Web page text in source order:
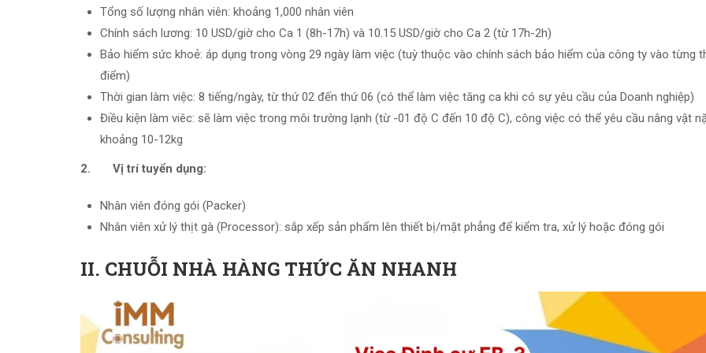
Tổng số lượng nhân viên: khoảng 1,000 nhân viên
Chính sách lương: 10 USD/giờ cho Ca 1 (8h-17h) và 10.15 USD/giờ cho Ca 2 (từ 17h-2h)
Bảo hiểm sức khoẻ: áp dụng trong vòng 29 ngày làm việc (tuỳ thuộc vào chính sách bảo hiểm của công ty vào từng
điểm)
Thời gian làm việc: 8 tiếng/ngày, từ thứ 02 đến thứ 06 (có thể làm việc tăng ca khi có sự yêu cầu của Doanh nghiệp)
Điều kiện làm viêc: sẽ làm việc trong môi trường lạnh (từ -01 độ C đến 10 độ C), công việc có thể yêu cầu nâng vật
khoảng 10-12kg
2. Vị trí tuyển dụng:
Nhân viên đóng gói (Packer)
Nhân viên xử lý thịt gà (Processor): sắp xếp sản phẩm lên thiết bị/mặt phẳng để kiểm tra, xử lý hoặc đóng gói
II. CHUỖI NHÀ HÀNG THỨC ĂN NHANH